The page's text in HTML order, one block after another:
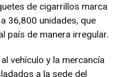
de cigarrillos marca
36,800 unidades, que
país de manera irregular.
vehículo y la mercancía
a la sede del